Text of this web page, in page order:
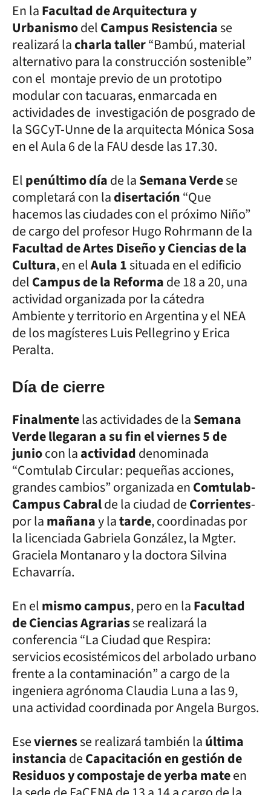
En laFacultad de Arquitectura y
UrbanismodelCampus Resistenciase
realizará lacharla taller“Bambú, material
alternativo para la construcción sostenible”
con el montaje previo de un prototipo
modular con tacuaras, enmarcada en
actividades de investigación de posgrado de
la SGCyT-Unne de la arquitecta Mónica Sosa
en el Aula 6 de la FAU desde las 17.30.
Elpenúltimo díade laSemana Verdese
completará con ladisertación“Que
hacemos las ciudades con el próximo Niño”
de cargo del profesor Hugo Rohrmann de la
Facultad de Artes Diseño y Ciencias de la
Cultura, en elAula 1situada en el edificio
delCampus de la Reformade 18 a 20, una
actividad organizada por la cátedra
Ambiente y territorio en Argentina y el NEA
de los magísteres Luis Pellegrino y Erica
Peralta.
Día de cierre
Finalmentelas actividades de laSemana
Verde llegaran a su fin el viernes 5 de
juniocon laactividaddenominada
“Comtulab Circular: pequeñas acciones,
grandes cambios” organizada enComtulab-
Campus Cabralde la ciudad deCorrientes-
por lamañanay latarde, coordinadas por
la licenciada Gabriela González, la Mgter.
Graciela Montanaro y la doctora Silvina
Echavarría.
En elmismo campus, pero en laFacultad
de Ciencias Agrariasse realizará la
conferencia “La Ciudad que Respira:
servicios ecosistémicos del arbolado urbano
frente a la contaminación” a cargo de la
ingeniera agrónoma Claudia Luna a las 9,
una actividad coordinada por Angela Burgos.
Eseviernesse realizará también laúltima
instanciadeCapacitación en gestión de
Residuos y compostaje de yerba mateen